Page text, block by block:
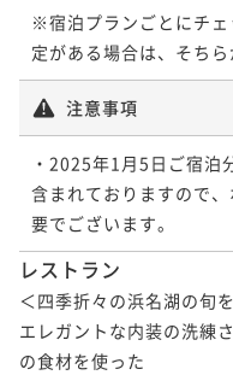
※宿泊プランごとにチ
定がある場合は、そちら
注意事項
・2025年1月5日ご宿泊
含まれておりますので
要でございます。
レストラン
＜四季折々の浜名湖の旬
エレガントな内装の洗練
の食材を使った